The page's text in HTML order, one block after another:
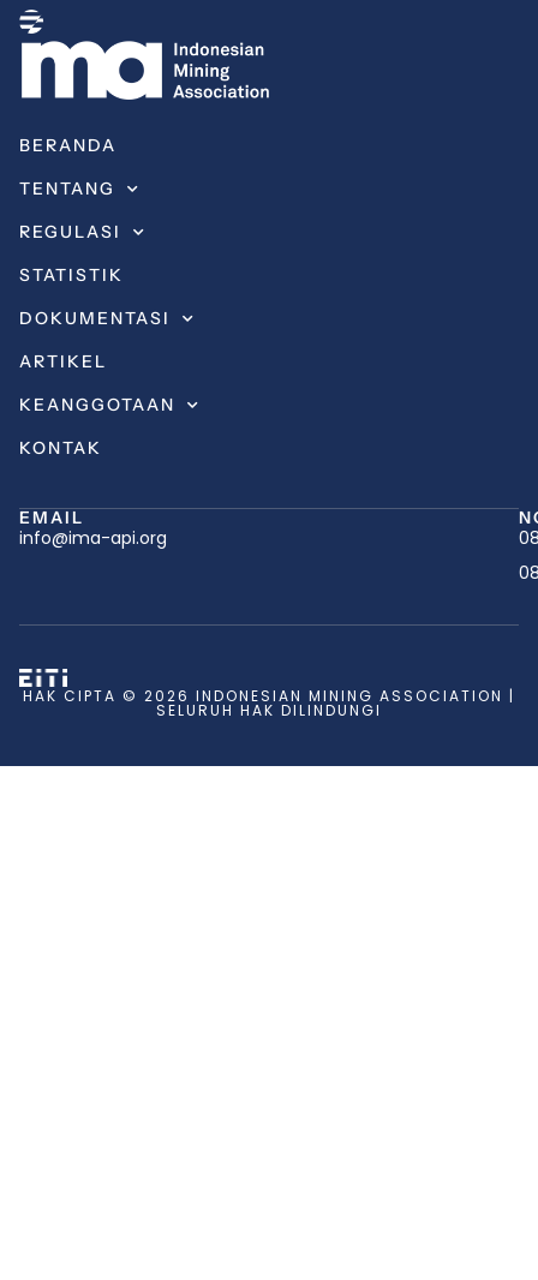
BERANDA
TENTANG
REGULASI
STATISTIK
DOKUMENTASI
ARTIKEL
KEANGGOTAAN
KONTAK
EMAIL
info@ima-api.org
HAK CIPTA © 2026 INDONESIAN MINING ASSOCIATION |
SELURUH HAK DILINDUNGI